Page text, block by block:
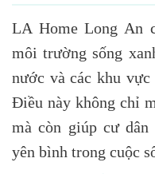
LA Home Long An
môi trường sống
nước và các khu
Điều này không chỉ
mà còn giúp cư
yên bình trong cuộc